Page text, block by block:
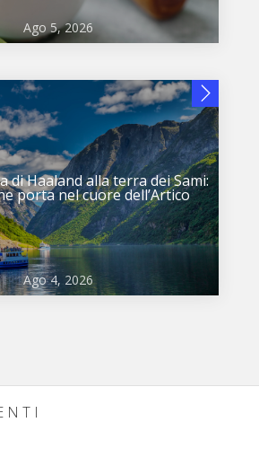
Ago 5, 2026
di Haaland alla terra dei Sami:
porta nel cuore dell’Artico
Ago 4, 2026